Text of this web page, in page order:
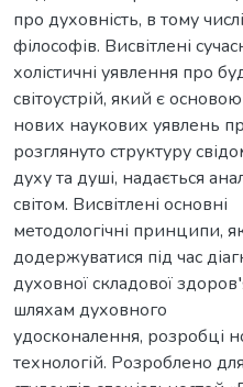
про духовність, в тому
філософів. Висвітлені
холістичні уявлення про
світоустрій, який є основою
нових наукових уявлень
розглянуто структуру
духу та душі, надається
світом. Висвітлені основні
методологічні принципи,
додержуватися під час
духовної складової
шляхам духовного
удосконалення, розробці
технологій. Розроблено для